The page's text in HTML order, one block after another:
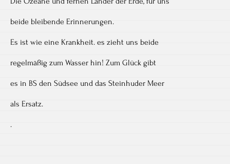
beide bleibende Erinnerungen.
Es ist wie eine Krankheit. es zieht uns beide
regelmäßig zum Wasser hin! Zum Glück gibt
es in BS den Südsee und das Steinhuder Meer
als Ersatz.
.